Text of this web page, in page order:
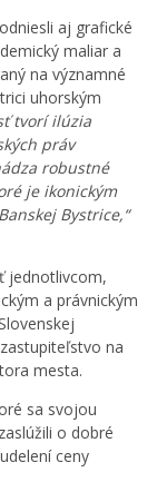
aj grafické
maliar a
na významné
uhorským
tvorí ilúzia
práv
robustné
je ikonickým
Bystrice,“
jednotlivcom,
a právnickým
na
mesta.
sa svojou
o dobré
ceny